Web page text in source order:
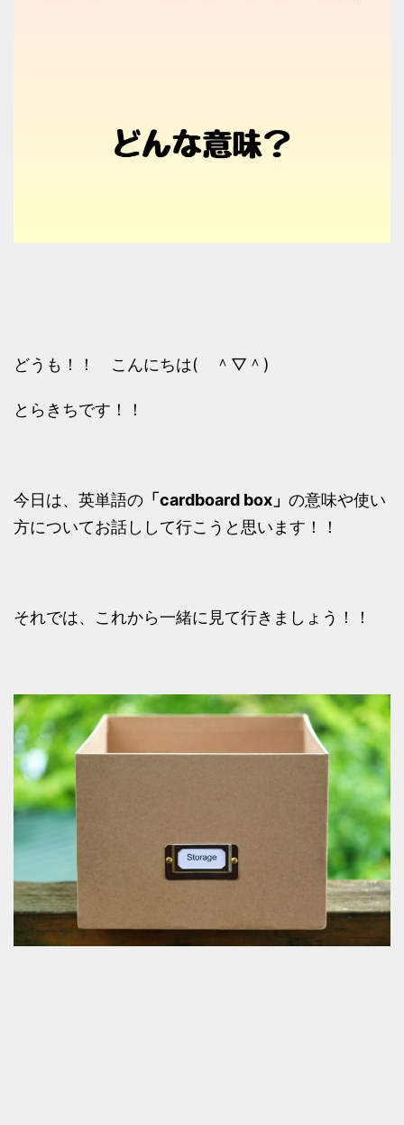
どうも！！ こんにちは( ＾▽＾)
とらきちです！！
今日は、英単語の 「cardboard box」 の意味や使い
方についてお話しして行こうと思います！！
それでは、これから一緒に見て行きましょう！！